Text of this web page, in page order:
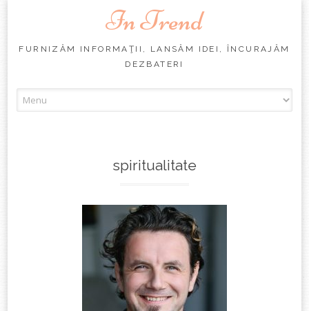
In Trend
FURNIZĂM INFORMAŢII, LANSĂM IDEI, ÎNCURAJĂM
DEZBATERI
to
spiritualitate